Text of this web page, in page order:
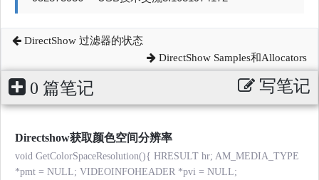
DirectShow 过滤器的状态
DirectShow Samples和Allocators
0 篇笔记 写笔记
Directshow获取颜色空间分辨率
void GetColorSpaceResolution(){ HRESULT hr; AM_MEDIA_TYPE
*pmt = NULL; VIDEOINFOHEADER *pvi = NULL;